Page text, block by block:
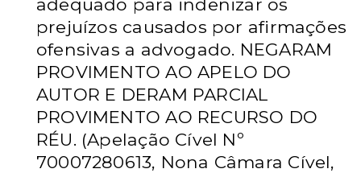
prejuízos causados por afirmações
ofensivas a advogado. NEGARAM
PROVIMENTO AO APELO DO
AUTOR E DERAM PARCIAL
PROVIMENTO AO RECURSO DO
RÉU. (Apelação Cível Nº
70007280613, Nona Câmara Cível,